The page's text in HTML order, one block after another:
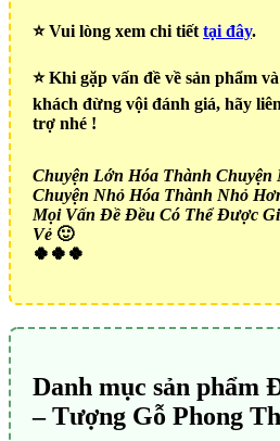
⭐️ Vui lòng xem chi tiết tại đây.
⭐️ Khi gặp vấn đề về sản phẩm
khách đừng vội đánh giá, hãy
trợ nhé !
Chuyện Lớn Hóa Thành Chuyện
Chuyện Nhỏ Hóa Thành Nhỏ
Mọi Vấn Đề Đều Có Thể Được
Vẻ 🙂
🍀🍀🍀
Danh mục sản phẩm
– Tượng Gỗ Phong